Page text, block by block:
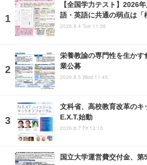
【全国学力テスト】2026
語・英語に共通の弱点は「
2026.8.4 Tue 11:36
栄養教諭の専門性を生かす
業公募
2026.8.5 Wed 11:45
文科省、高校教育改革の
E.X.T.始動
2026.8.7 Fri 12:15
国立大学運営費交付金、